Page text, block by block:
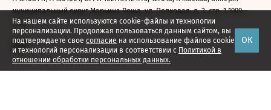
На нашем сайте используются cookie-файлы и технологии
персонализации. Продолжая пользоваться данным сайтом, вы
подтверждаете свое согласие на использование файлов cookie
и технологий персонализации в соответствии с Политикой в
отношении обработки персональных данных.
ОК
муниципальный округ Марьина Роща, ул. Полковая, д. 3, стр. 1 1999—
2026